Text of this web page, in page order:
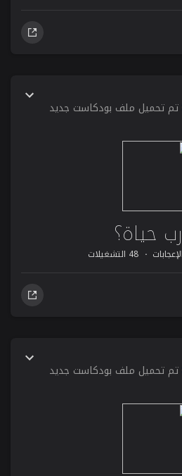
تم تحميل ملف بودكاست جديد
حياة؟
48 التشغيلات
تم تحميل ملف بودكاست جديد